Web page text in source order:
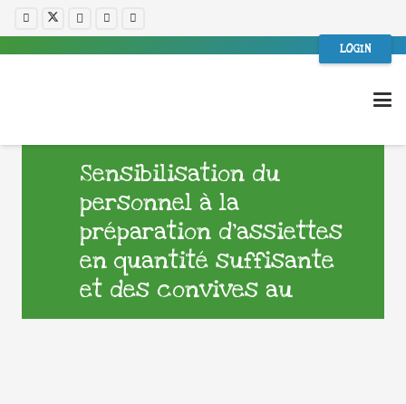
LOGIN
Sensibilisation du
personnel à la
préparation d’assiettes
en quantité suffisante
et des convives au